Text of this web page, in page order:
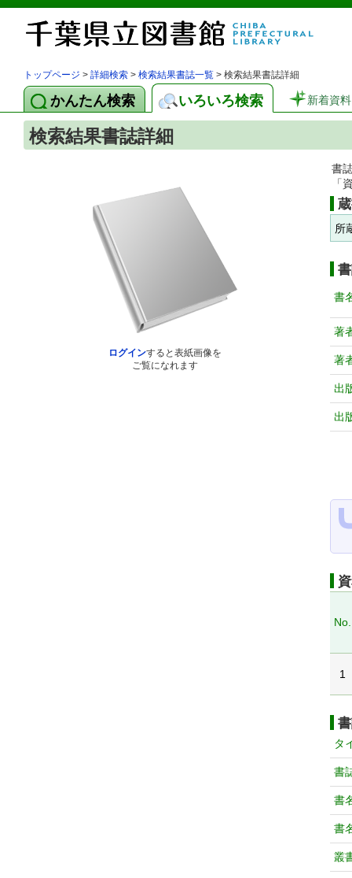
トップページ > 詳細検索 > 検索結果書誌一覧 > 検索結果書誌詳細
かんたん検索 いろいろ検索 新着資料
検索結果書誌詳細
ログインすると表紙画像を
ご覧になれます
書
「
所
書
著
著
出
出
No.
1
タ
書
書
書
叢